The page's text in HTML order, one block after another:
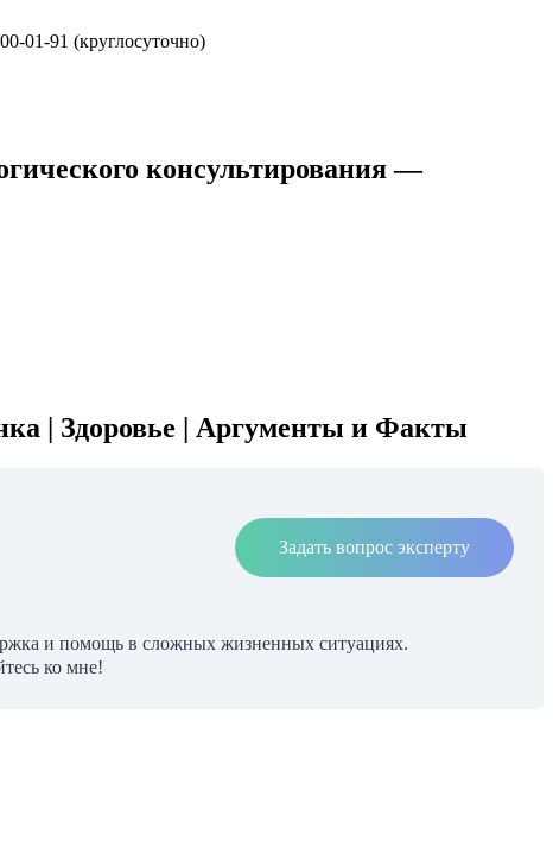
01-91 (круглосуточно)
консультирования —
| Здоровье | Аргументы и Факты
Задать вопрос эксперту
и помощь в сложных жизненных ситуациях.
ко мне!